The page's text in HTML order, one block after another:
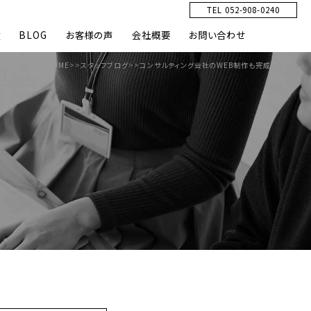
BLOG お客様の声 会社概要 お問い合わせ
TEL 052-908-0240
HOME>>スタッフブログ>>コンサルティング会社のWEB制作も完成間近！